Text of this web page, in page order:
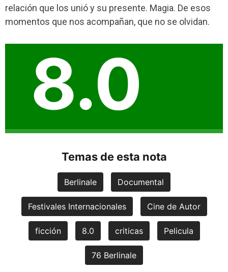
relación que los unió y su presente. Magia. De esos
momentos que nos acompañan, que no se olvidan.
8.0
Temas de esta nota
Berlinale Documental
Festivales Internacionales Cine de Autor
ficción 8.0 criticas Pelicula
76 Berlinale